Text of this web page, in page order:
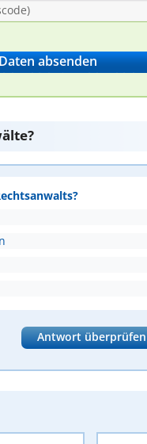
Antwort überprüfen